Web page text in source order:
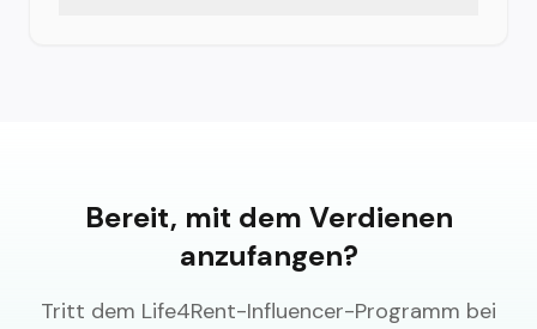
Bereit, mit dem Verdienen
anzufangen?
Tritt dem Life4Rent-Influencer-Programm bei